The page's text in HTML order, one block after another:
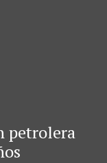
petrolera